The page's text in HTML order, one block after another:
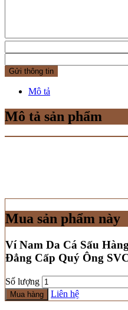
Mô tả
Mô tả sản phẩm
Mua sản phẩm này
Ví Nam Da Cá Sấu
Đẳng Cấp Quý Ông
Số lượng
Mua hàng Liên hệ